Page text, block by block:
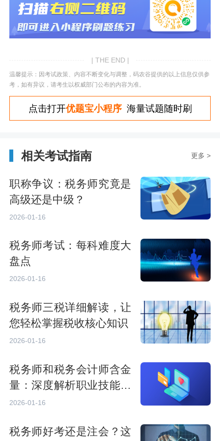
| THE END |
温馨提示：因考试政策、内容不断变化与调整，码农谷提供的以上信息仅供参
考，如有异议，请考生以权威部门公布的内容为准。
点击打开优题宝小程序海量试题随时刷
相关考试指南 更多 >
职称争议：税务师究竟是
高级还是中级？
2026-01-16
税务师考试：每科难度大
盘点
2026-01-16
税务师三税详细解读，让
您轻松掌握税收核心知识
2026-01-16
税务师和税务会计师含金
量：深度解析职业技能要
求
2026-01-16
税务师好考还是注会？这